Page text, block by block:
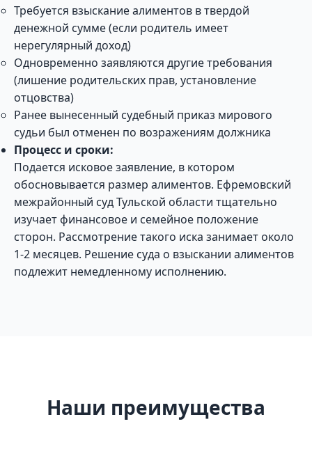
Требуется взыскание алиментов в твердой
денежной сумме (если родитель имеет
нерегулярный доход)
Одновременно заявляются другие требования
(лишение родительских прав, установление
отцовства)
Ранее вынесенный судебный приказ мирового
судьи был отменен по возражениям должника
Процесс и сроки:
Подается исковое заявление, в котором
обосновывается размер алиментов. Ефремовский
межрайонный суд Тульской области тщательно
изучает финансовое и семейное положение
сторон. Рассмотрение такого иска занимает около
1-2 месяцев. Решение суда о взыскании алиментов
подлежит немедленному исполнению.
Наши преимущества